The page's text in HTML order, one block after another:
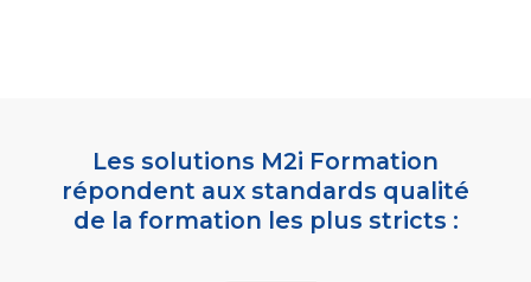
Les solutions M2i Formation
répondent aux standards qualité
de la formation les plus stricts :